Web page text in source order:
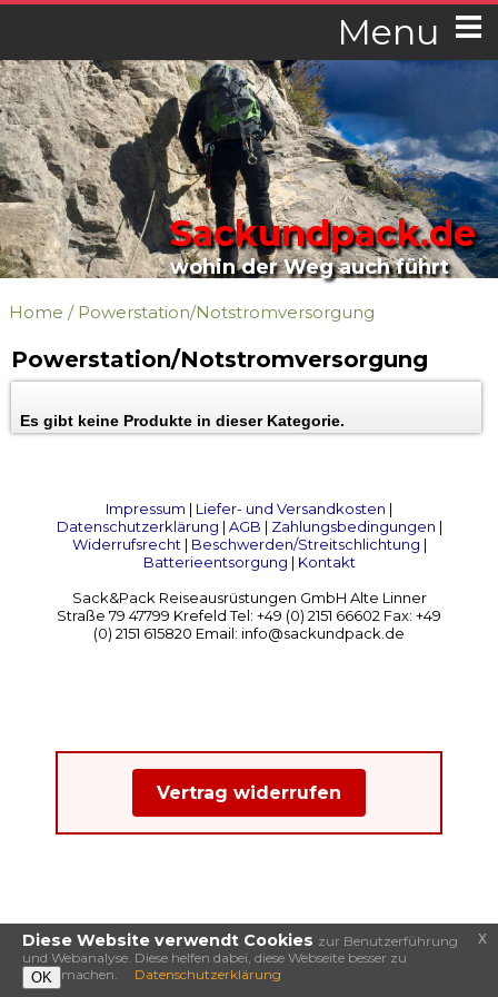
Menu
Sackundpack.de
wohin der Weg auch führt
Home / Powerstation/Notstromversorgung
Powerstation/Notstromversorgung
Es gibt keine Produkte in dieser Kategorie.
Impressum | Liefer- und Versandkosten |
Datenschutzerklärung | AGB | Zahlungsbedingungen |
Widerrufsrecht| Beschwerden/Streitschlichtung |
Batterieentsorgung | Kontakt
Sack&Pack Reiseausrüstungen GmbH Alte Linner
Straße 79 47799 Krefeld Tel: +49 (0) 2151 66602 Fax: +49
(0) 2151 615820 Email: info@sackundpack.de
Vertrag widerrufen
Diese Website verwendt Cookies zur Benutzerführung
und Webanalyse. Diese helfen dabei, diese Webseite besser zu
machen.
OK Datenschutzerklärung
x